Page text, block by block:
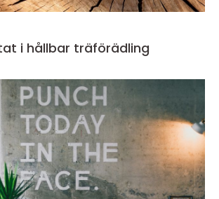
hjärtat i hållbar träförädling